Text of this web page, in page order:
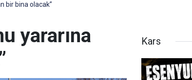
bir bina olacak”
yararına
Kars